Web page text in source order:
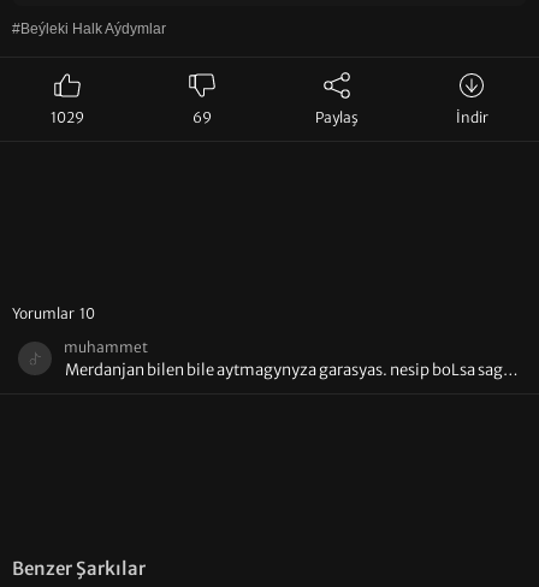
#Beýleki Halk Aýdymlar
1029 69 Paylaş İndir
Yorumlar 10
muhammet
Merdanjan bilen bile aytmagynyza garasyas. nesip boLsa sag
Benzer Şarkılar